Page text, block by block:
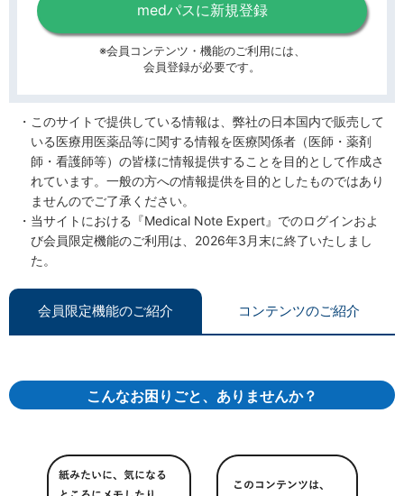
medパスに新規登録
※会員コンテンツ・機能のご利用には、
会員登録が必要です。
このサイトで提供している情報は、弊社の日本国内で販売して
いる医療用医薬品等に関する情報を医療関係者（医師・薬剤
師・看護師等）の皆様に情報提供することを目的として作成さ
れています。一般の方への情報提供を目的としたものではあり
ませんのでご了承ください。
当サイトにおける『Medical Note Expert』でのログインおよ
び会員限定機能のご利用は、2026年3月末に終了いたしまし
た。
会員限定機能のご紹介 コンテンツのご紹介
こんなお困りごと、ありませんか？